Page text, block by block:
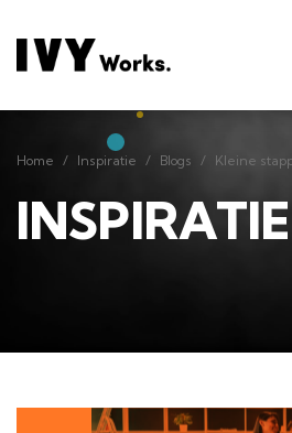
Home Inspiratie Blogs
INSPIRATIE